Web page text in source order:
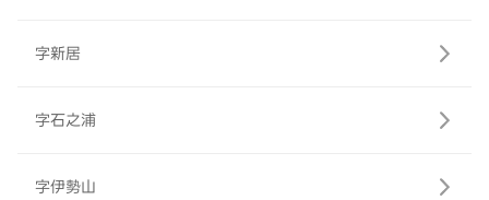
字新居
字石之浦
字伊勢山